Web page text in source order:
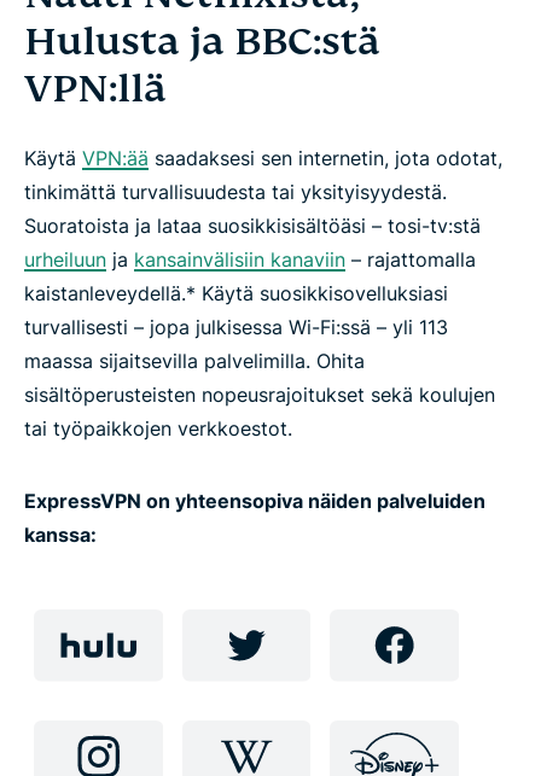
Pelit ja musiikki
Usein kysyttyä suoratoistamisesta VPN:llä
Näin hankit VPN:n
Aloita suoratoisto ExpressVPN:llä
Miksi käyttää ExpressVPN:ää?
vapaammin
Hulusta ja BBC:stä
VPN:llä
Käytä VPN:ää saadaksesi sen internetin, jota odotat,
tinkimättä turvallisuudesta tai yksityisyydestä.
Suoratoista ja lataa suosikkisisältöäsi – tosi-tv:stä
urheiluun ja kansainvälisiin kanaviin – rajattomalla
kaistanleveydellä.* Käytä suosikkisovelluksiasi
turvallisesti – jopa julkisessa Wi-Fi:ssä – yli 113
maassa sijaitsevilla palvelimilla. Ohita
sisältöperusteisten nopeusrajoitukset sekä koulujen
tai työpaikkojen verkkoestot.
ExpressVPN on yhteensopiva näiden palveluiden
kanssa: